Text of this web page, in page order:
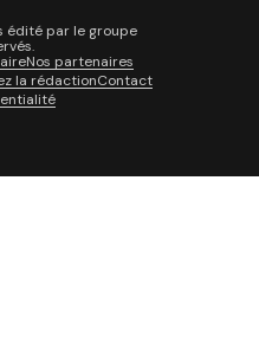
édité par le groupe
Nos partenaires
la rédactionContact